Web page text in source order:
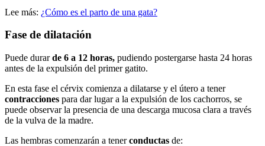
Lee más: ¿Cómo es el parto de una gata?
Fase de dilatación
Puede durarde 6 a 12 horas, pudiendo postergarse hasta 24 horas
antes de la expulsión del primer gatito.
En esta fase el cérvix comienza a dilatarse y el útero a tener
contracciones para dar lugar a la expulsión de los cachorros, se
puede observar la presencia de una descarga mucosa clara a través
de la vulva de la madre.
Las hembras comenzarán a tenerconductas de: